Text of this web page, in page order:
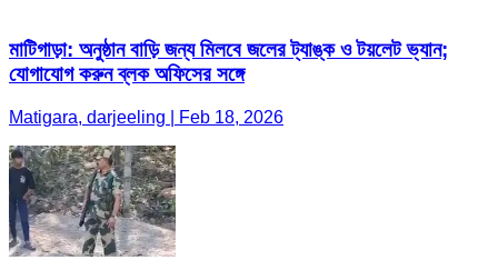
মাটিগাড়া: অনুষ্ঠান বাড়ি জন্য মিলবে জলের ট্যাঙ্ক ও টয়লেট ভ্যান;
যোগাযোগ করুন ব্লক অফিসের সঙ্গে
Matigara, darjeeling | Feb 18, 2026